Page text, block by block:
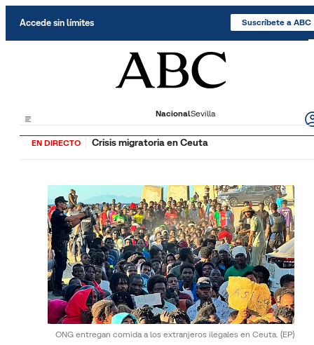
Accede sin límites Suscríbete a ABC
NacionalSevilla
EN DIRECTO Crisis migratoria en Ceuta
ONG entregan comida a los extranjeros ilegales en Ceuta. (EP)